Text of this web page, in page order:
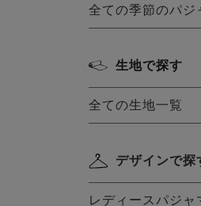
全ての季節のパジ
生地で探す
全ての生地一覧
デザインで探
レディースパジャ